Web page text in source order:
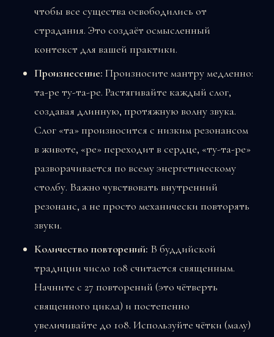
чтобы все существа освободились от
страдания. Это создаёт осмысленный
контекст для вашей практики.
Произнесение: Произносите мантру медленно:
та-ре ту-та-ре. Растягивайте каждый слог,
создавая длинную, протяжную волну звука.
Слог «та» произносится с низким резонансом
в животе, «ре» переходит в сердце, «ту-та-ре»
разворачивается по всему энергетическому
столбу. Важно чувствовать внутренний
резонанс, а не просто механически повторять
звуки.
Количество повторений: В буддийской
традиции число 108 считается священным.
Начните с 27 повторений (это чётверть
священного цикла) и постепенно
увеличивайте до 108. Используйте чётки (малу)